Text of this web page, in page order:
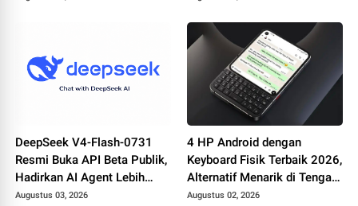
DeepSeek V4-Flash-0731
Resmi Buka API Beta Publik,
Hadirkan AI Agent Lebih
Cerdas untuk Coding
Augustus 03, 2026
4 HP Android dengan
Keyboard Fisik Terbaik 2026,
Alternatif Menarik di Tengah
Dominasi Layar Sentuh
Augustus 02, 2026